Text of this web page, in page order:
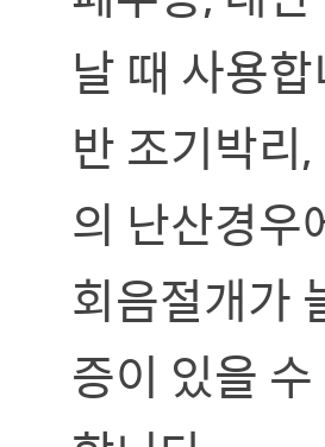
날 때 사용
반 조기박리
의 난산경우
회음절개가
증이 있을